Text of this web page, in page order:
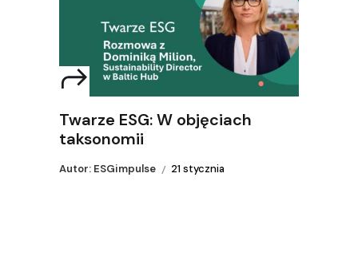
Twarze ESG: W objęciach
taksonomii
Autor: ESGimpulse 21 stycznia